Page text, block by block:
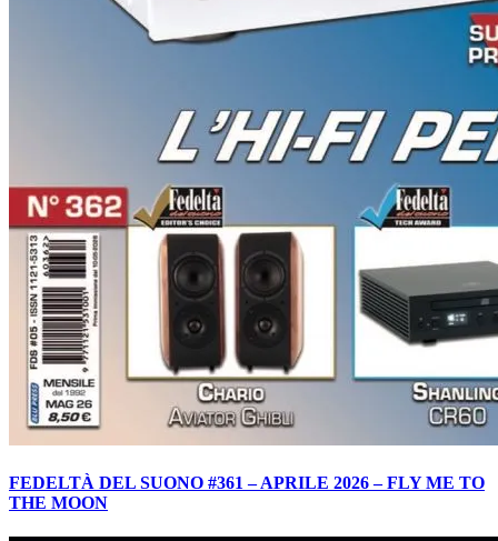
FEDELTÀ DEL SUONO #361 – APRILE 2026 – FLY ME TO
THE MOON